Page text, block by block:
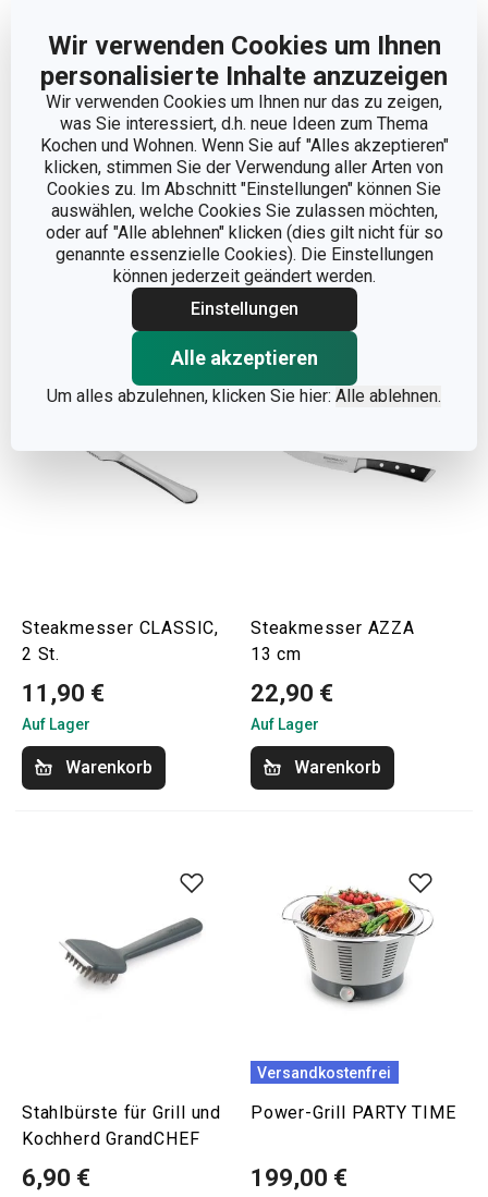
Wir verwenden Cookies um Ihnen
personalisierte Inhalte anzuzeigen
Wir verwenden Cookies um Ihnen nur das zu zeigen,
was Sie interessiert, d.h. neue Ideen zum Thema
Kochen und Wohnen. Wenn Sie auf "Alles akzeptieren"
klicken, stimmen Sie der Verwendung aller Arten von
Cookies zu. Im Abschnitt "Einstellungen" können Sie
auswählen, welche Cookies Sie zulassen möchten,
oder auf "Alle ablehnen" klicken (dies gilt nicht für so
genannte essenzielle Cookies). Die Einstellungen
können jederzeit geändert werden.
Einstellungen
Alle akzeptieren
Um alles abzulehnen, klicken Sie hier: Alle ablehnen.
Steakmesser PRESTO
12 cm
5,40 €
Auf Lager
Warenkorb
Steakmesser HOME
PROFI, 13 cm
8,40 €
Auf Lager
Warenkorb
Steakmesser CLASSIC,
2 St.
11,90 €
Auf Lager
Warenkorb
Steakmesser AZZA
13 cm
22,90 €
Auf Lager
Warenkorb
Stahlbürste für Grill und
Kochherd GrandCHEF
6,90 €
Versandkostenfrei
Power-Grill PARTY TIME
199,00 €